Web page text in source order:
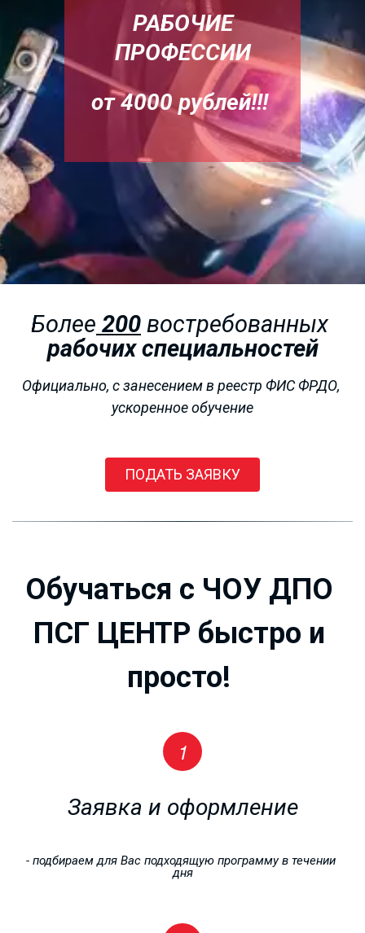
РАБОЧИЕ
ПРОФЕССИИ
от 4000 рублей!!!
ПРОФЕССИИ
от 4000 рублей!!!
РАБОЧИЕ
ПРОФЕССИИ
Более 200
рабочих специальностей
Официально, с занесением в реестр ФИС ФРДО,
ускоренное обучение
ПОДАТЬ ЗАЯВКУ
Обучаться с ЧОУ ДПО
ПСГ ЦЕНТР быстро и
просто!
Заявка и оформление
- подбираем для Вас подходящую программу в течении
дня